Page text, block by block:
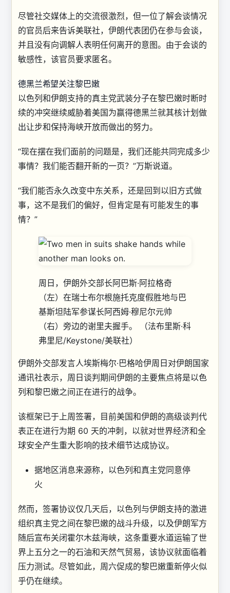
尽管社交媒体上的交流很激烈，但一位了解会谈情况
的官员后来告诉美联社，伊朗代表团仍在参与会谈，
并且没有向调解人表明任何离开的意图。由于会谈的
敏感性，该官员要求匿名。
德黑兰希望关注黎巴嫩
以色列和伊朗支持的真主党武装分子在黎巴嫩时断时
续的冲突继续威胁着美国为赢得德黑兰就其核计划做
出让步和保持海峡开放而做出的努力。
“现在摆在我们面前的问题是，我们还能共同完成多少
事情？我们能否翻开新的一页？”万斯说道。
“我们能否永久改变中东关系，还是回到以旧方式做
事，这不是我们的偏好，但肯定是有可能发生的事
情？”
周日，伊朗外交部长阿巴斯·阿拉格奇
（左）在瑞士布尔根施托克度假胜地与巴
基斯坦陆军参谋长阿西姆·穆尼尔元帅
（右）旁边的谢里夫握手。
（法布里斯·科
弗里尼/Keystone/美联社）
伊朗外交部发言人埃斯梅尔·巴格哈伊周日对伊朗国家
通讯社表示，周日谈判期间伊朗的主要焦点将是以色
列和黎巴嫩之间正在进行的战争。
该框架已于上周签署，目前美国和伊朗的高级谈判代
表正在进行为期 60 天的冲刺，以就对世界经济和全
球安全产生重大影响的技术细节达成协议。
据地区消息来源称，以色列和真主党同意停
火
然而，签署协议仅几天后，以色列与伊朗支持的激进
组织真主党之间在黎巴嫩的战斗升级，以及伊朗军方
随后宣布关闭霍尔木兹海峡，这条重要水道运输了世
界上五分之一的石油和天然气贸易，该协议就面临着
压力测试。尽管如此，周六促成的黎巴嫩重新停火似
乎仍在继续。